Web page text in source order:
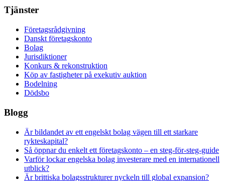
Tjänster
Företagsrådgivning
Danskt företagskonto
Bolag
Jurisdiktioner
Konkurs & rekonstruktion
Köp av fastigheter på exekutiv auktion
Bodelning
Dödsbo
Blogg
Är bildandet av ett engelskt bolag vägen till ett starkare
rykteskapital?
Så öppnar du enkelt ett företagskonto – en steg-för-steg-guide
Varför lockar engelska bolag investerare med en internationell
utblick?
Är brittiska bolagsstrukturer nyckeln till global expansion?